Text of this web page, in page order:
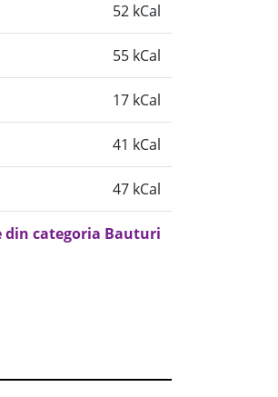
52 kCal
55 kCal
17 kCal
41 kCal
47 kCal
din categoria Bauturi